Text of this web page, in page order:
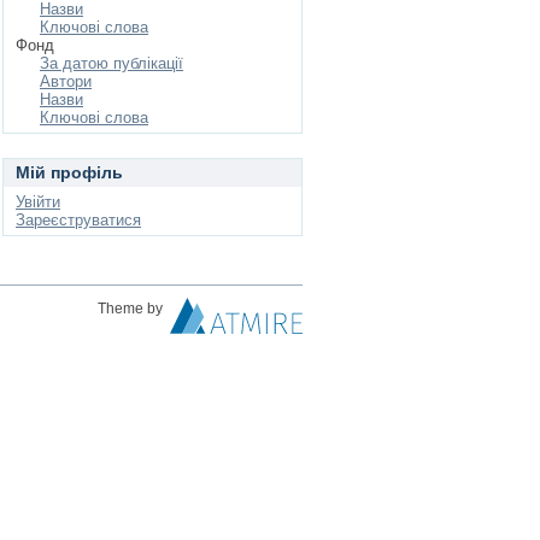
Назви
Ключові слова
Фонд
За датою публікації
Автори
Назви
Ключові слова
Мій профіль
Увійти
Зареєструватися
Theme by